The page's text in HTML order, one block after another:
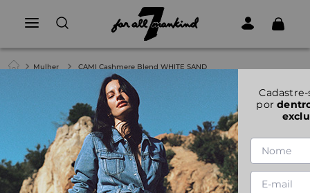
Mulher CAMI Cashmere Blend WHITE SAND
por